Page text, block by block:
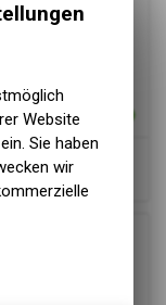
Bar Plug
Website
Sie haben
wir